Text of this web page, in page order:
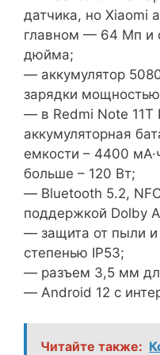
датчика, но Xiaomi
главном — 64 Мп и
дюйма;
— аккумулятор
зарядки
— в Redmi Note 11T
аккумуляторная
емкости – 4400
больше – 120 Вт;
— Bluetooth 5.2,
поддержкой Dolby
— защита от пыли и
степенью IP53;
— разъем 3,5 мм
— Android 12 с
Читайте также: